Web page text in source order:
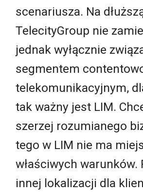
scenariusza. Na
TelecityGroup nie
jednak wyłącznie
segmentem
telekomunikacyjnym,
tak ważny jest LIM.
szerzej rozumianego
tego w LIM nie ma
właściwych warunków.
innej lokalizacji dla